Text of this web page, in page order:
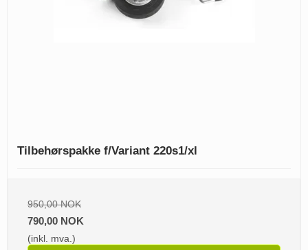
Tilbehørspakke f/Variant 220s1/xl
950,00 NOK
790,00 NOK
(inkl. mva.)